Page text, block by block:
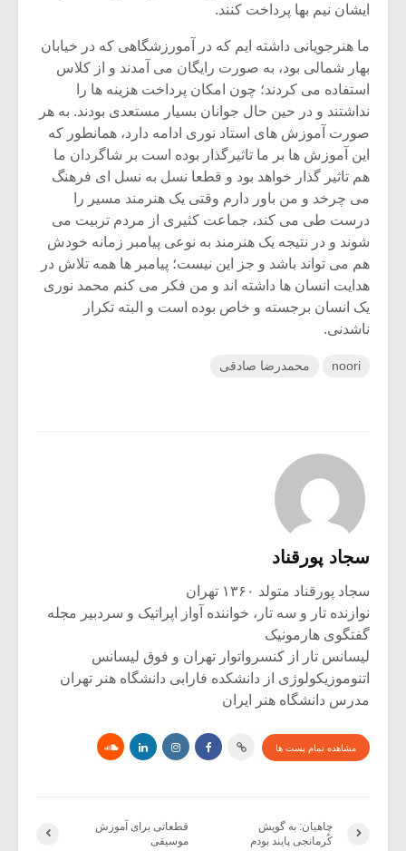
ایشان نیم بها پرداخت کنند.
ما هنرجویانی داشته ایم که در آمورزشگاهی که در خیابان
بهار شمالی بود، به صورت رایگان می آمدند و از کلاس
استفاده می کردند؛ چون امکان پرداخت هزینه ها را
نداشتند و در حین حال جوانان بسیار مستعدی بودند. به هر
صورت آموزش های استاد نوری ادامه دارد، همانطور که
این آموزش ها بر ما تاثیرگذار بوده است بر شاگردان ما
هم تاثیر گذار خواهد بود و قطعا نسل به نسل ای فرهنگ
می چرخد و من باور دارم وقتی یک هنرمند مسیر را
درست طی می کند، جماعت کثیری از مردم تربیت می
شوند و در نتیجه یک هنرمند به نوعی پیامبر زمانه خودش
هم می تواند باشد و جز این نیست؛ پیامبر ها همه تلاش در
هدایت انسان ها داشته اند و من فکر می کنم محمد نوری
یک انسان برجسته و خاص بوده است و البته تکرار
ناشدنی.
noori محمدرضا صادقی
سجاد پورقناد
سجاد پورقناد متولد ۱۳۶۰ تهران
نوازنده تار و سه تار، خواننده آواز اپراتیک و سردبیر مجله
گفتگوی هارمونیک
لیسانس تار از کنسرواتوار تهران و فوق لیسانس
اتنوموزیکولوژی از دانشکده فارابی دانشگاه هنر تهران
مدرس دانشگاه هنر ایران
مشاهده تمام پست ها
قطعاتی برای آموزش
موسیقی
چاهیان: به گویش
کُرمانجی پایند بودم